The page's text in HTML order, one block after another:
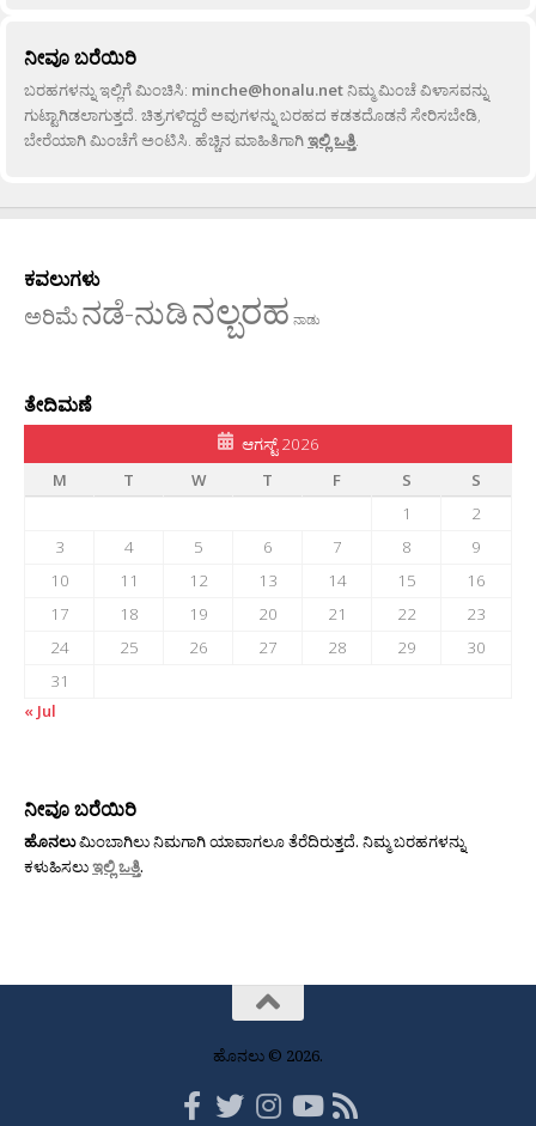
ನೀವೂ ಬರೆಯಿರಿ
ಬರಹಗಳನ್ನು ಇಲ್ಲಿಗೆ ಮಿಂಚಿಸಿ: minche@honalu.netನಿಮ್ಮ ಮಿಂಚೆ ವಿಳಾಸವನ್ನು
ಗುಟ್ಟಾಗಿಡಲಾಗುತ್ತದೆ. ಚಿತ್ರಗಳಿದ್ದರೆ ಅವುಗಳನ್ನು ಬರಹದ ಕಡತದೊಡನೆ ಸೇರಿಸಬೇಡಿ,
ಬೇರೆಯಾಗಿ ಮಿಂಚೆಗೆ ಅಂಟಿಸಿ. ಹೆಚ್ಚಿನ ಮಾಹಿತಿಗಾಗಿಇಲ್ಲಿ ಒತ್ತಿ.
ಕವಲುಗಳು
ಅರಿಮೆನಡೆ-ನುಡಿನಲ್ಬರಹ ನಾಡು
ತೇದಿಮಣೆ
ಆಗಸ್ಟ್ 2026
M
T W T F S
S
1
2
3
4 5 6 7 8
9
10
11 12 13 14 15
16
17
18 19 20 21 22
23
24
25 26 27 28 29
30
31
« Jul
ನೀವೂ ಬರೆಯಿರಿ
ಹೊನಲುಮಿಂಬಾಗಿಲು ನಿಮಗಾಗಿ ಯಾವಾಗಲೂ ತೆರೆದಿರುತ್ತದೆ. ನಿಮ್ಮ ಬರಹಗಳನ್ನು
ಕಳುಹಿಸಲುಇಲ್ಲಿ ಒತ್ತಿ.
ಹೊನಲು © 2026.